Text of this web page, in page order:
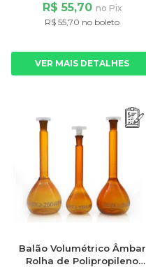
R$ 55,70 no Pix
R$ 55,70 no boleto
VER MAIS DETALHES
Balão Volumétrico Âmbar
Rolha de Polipropileno